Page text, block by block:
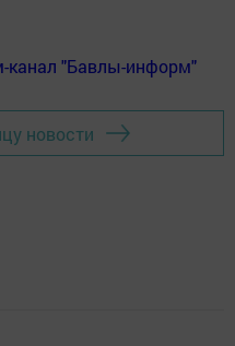
канал "Бавлы-информ"
новости